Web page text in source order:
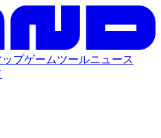
プゲームツールニュース